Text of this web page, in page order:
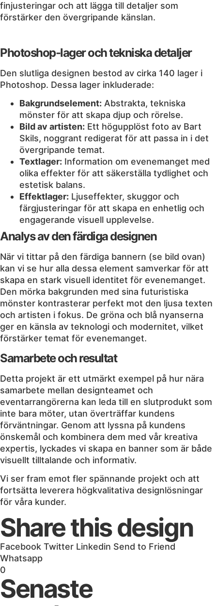
finjusteringar och att lägga till detaljer som
förstärker den övergripande känslan.
Photoshop-lager och tekniska detaljer
Den slutliga designen bestod av cirka 140 lager i
Photoshop. Dessa lager inkluderade:
Bakgrundselement: Abstrakta, tekniska
mönster för att skapa djup och rörelse.
Bild av artisten: Ett högupplöst foto av Bart
Skils, noggrant redigerat för att passa in i det
övergripande temat.
Textlager: Information om evenemanget med
olika effekter för att säkerställa tydlighet och
estetisk balans.
Effektlager: Ljuseffekter, skuggor och
färgjusteringar för att skapa en enhetlig och
engagerande visuell upplevelse.
Analys av den färdiga designen
När vi tittar på den färdiga bannern (se bild ovan)
kan vi se hur alla dessa element samverkar för att
skapa en stark visuell identitet för evenemanget.
Den mörka bakgrunden med sina futuristiska
mönster kontrasterar perfekt mot den ljusa texten
och artisten i fokus. De gröna och blå nyanserna
ger en känsla av teknologi och modernitet, vilket
förstärker temat för evenemanget.
Samarbete och resultat
Detta projekt är ett utmärkt exempel på hur nära
samarbete mellan designteamet och
eventarrangörerna kan leda till en slutprodukt som
inte bara möter, utan överträffar kundens
förväntningar. Genom att lyssna på kundens
önskemål och kombinera dem med vår kreativa
expertis, lyckades vi skapa en banner som är både
visuellt tilltalande och informativ.
Vi ser fram emot fler spännande projekt och att
fortsätta leverera högkvalitativa designlösningar
för våra kunder.
Share this design
Facebook Twitter Linkedin Send to Friend
Whatsapp
0
Senaste